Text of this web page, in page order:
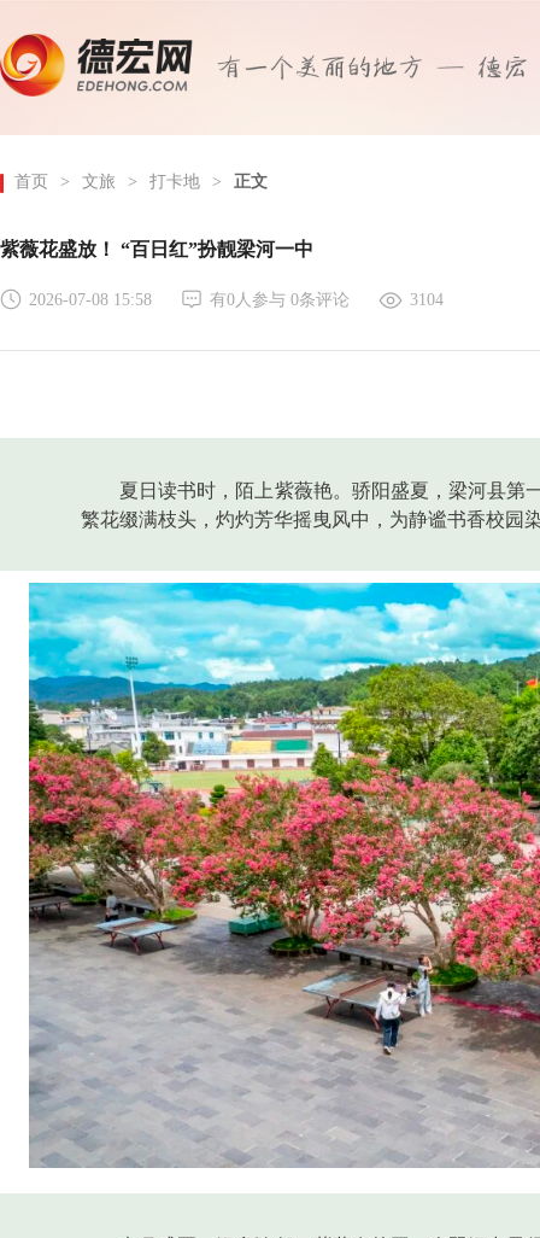
首页 > 文旅 > 打卡地 > 正文
紫薇花盛放！ “百日红”扮靓梁河一中
2026-07-08 15:58 有0人参与 0条评论 3104
夏日读书时，陌上紫薇艳。骄阳盛夏，梁河县第
繁花缀满枝头，灼灼芳华摇曳风中，为静谧书香校园